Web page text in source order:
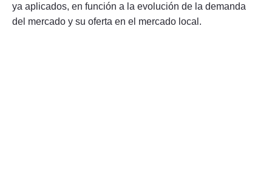
ya aplicados, en función a la evolución de la demanda
del mercado y su oferta en el mercado local.